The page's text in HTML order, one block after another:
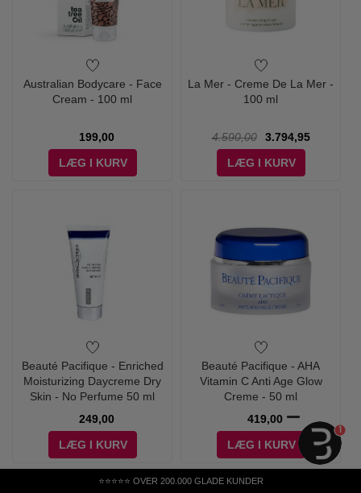
⭐⭐⭐⭐⭐ OVER 200.000 GLADE KUNDER
Australian Bodycare - Face
Cream - 100 ml
199,00
LÆG I KURV
La Mer - Creme De La Mer -
100 ml
4.590,00
3.794,95
LÆG I KURV
Beauté Pacifique - Enriched
Moisturizing Daycreme Dry
Skin - No Perfume 50 ml
249,00
LÆG I KURV
Beauté Pacifique - AHA
Vitamin C Anti Age Glow
Creme - 50 ml
419,00
LÆG I KURV
1